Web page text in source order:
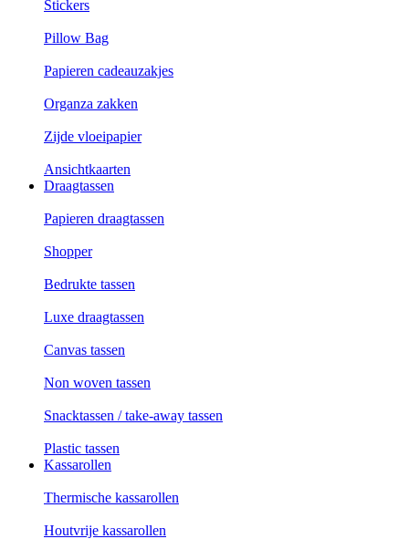
Stickers
Pillow Bag
Papieren cadeauzakjes
Organza zakken
Zijde vloeipapier
Ansichtkaarten
Draagtassen
Papieren draagtassen
Shopper
Bedrukte tassen
Luxe draagtassen
Canvas tassen
Non woven tassen
Snacktassen / take-away tassen
Plastic tassen
Kassarollen
Thermische kassarollen
Houtvrije kassarollen